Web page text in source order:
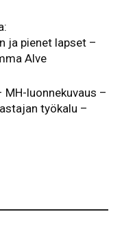
ja pienet lapset –
Alve
luonnekuvaus –
työkalu –